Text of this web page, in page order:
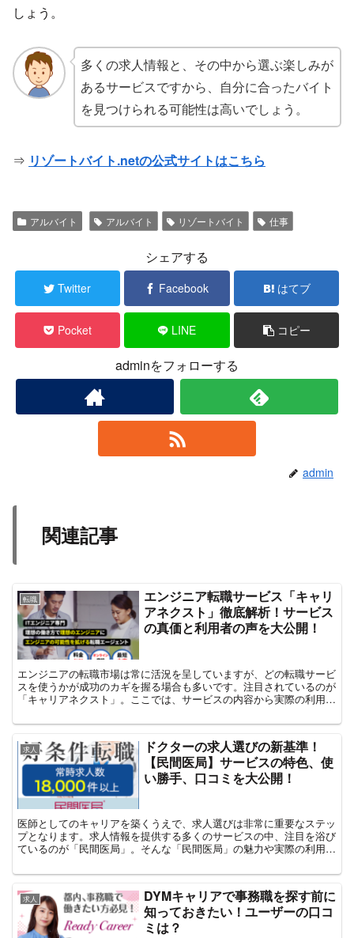
しょう。
多くの求人情報と、その中から選ぶ楽しみが
あるサービスですから、自分に合ったバイト
を見つけられる可能性は高いでしょう。
⇒ リゾートバイト.netの公式サイトはこちら
アルバイト アルバイト リゾートバイト 仕事
シェアする
Twitter Facebook はてブ
Pocket LINE コピー
adminをフォローする
admin
関連記事
転職
エンジニア転職サービス「キャリ
アネクスト」徹底解析！サービス
の真価と利用者の声を大公開！
エンジニアの転職市場は常に活況を呈していますが、どの転職サービ
スを使うかが成功のカギを握る場合も多いです。注目されているのが
「キャリアネクスト」。ここでは、サービスの内容から実際の利用者
求人
ドクターの求人選びの新基準！
【民間医局】サービスの特色、使
い勝手、口コミを大公開！
医師としてのキャリアを築くうえで、求人選びは非常に重要なステッ
プとなります。求人情報を提供する多くのサービスの中、注目を浴び
ているのが「民間医局」。そんな「民間医局」の魅力や実際の利用者
求人
DYMキャリアで事務職を探す前に
知っておきたい！ユーザーの口コ
ミは？